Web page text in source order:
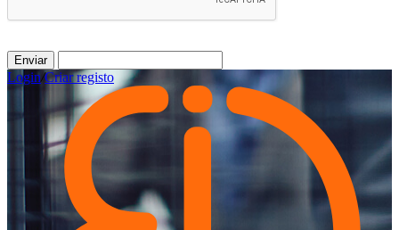
Enviar
Login/Criar registo